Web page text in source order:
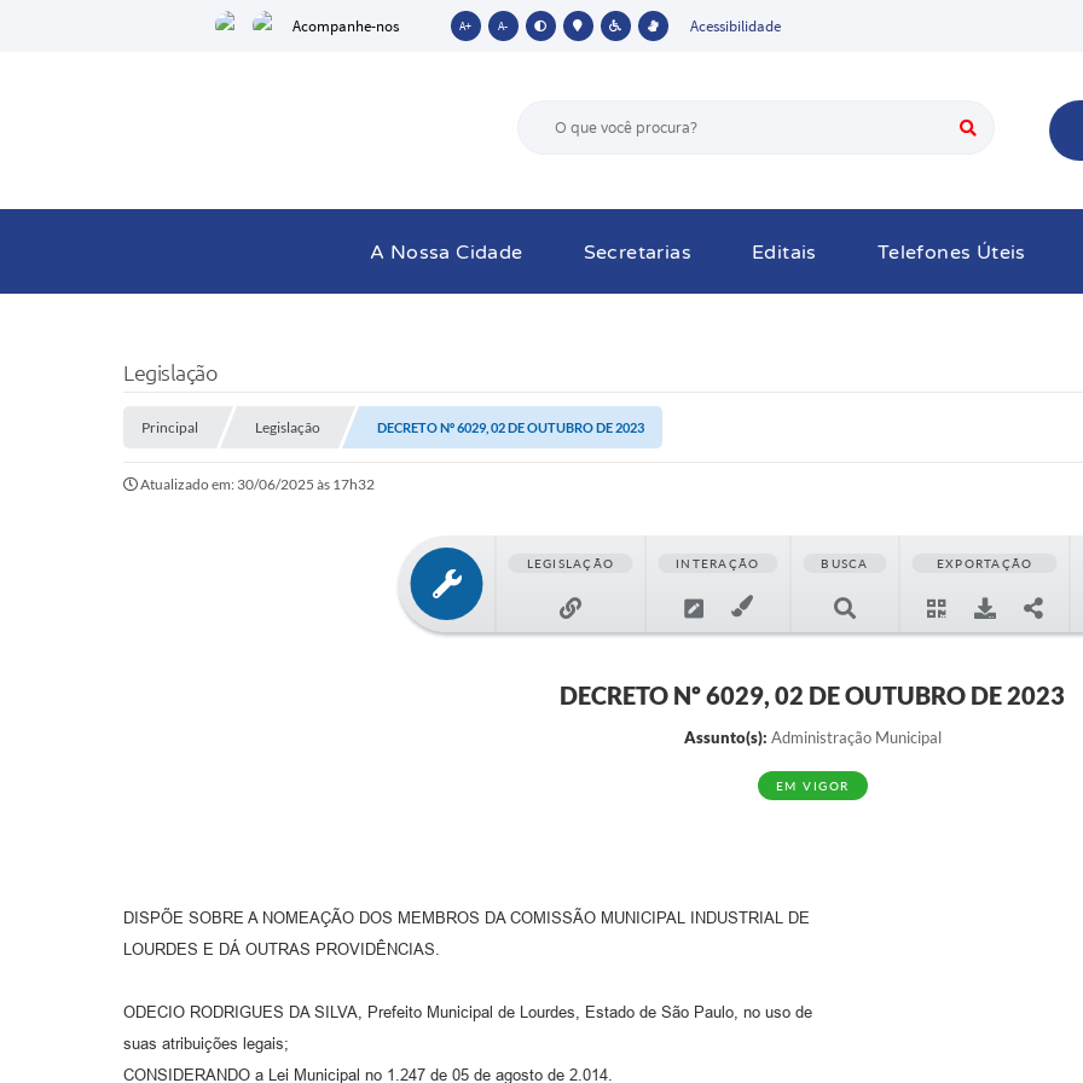
Acompanhe-nos A+ A- Acessibilidade
A Nossa Cidade Secretarias Editais Telefones Úteis
Legislação
Principal Legislação DECRETO Nº 6029, 02 DE OUTUBRO DE 2023
Atualizado em: 30/06/2025 às 17h32
LEGISLAÇÃO INTERAÇÃO BUSCA EXPORTAÇÃO
DECRETO Nº 6029, 02 DE OUTUBRO DE 2023
Assunto(s): Administração Municipal
EM VIGOR
DISPÕE SOBRE A NOMEAÇÃO DOS MEMBROS DA COMISSÃO MUNICIPAL INDUSTRIAL DE
LOURDES E DÁ OUTRAS PROVIDÊNCIAS.
ODECIO RODRIGUES DA SILVA, Prefeito Municipal de Lourdes, Estado de São Paulo, no uso de
suas atribuições legais;
CONSIDERANDO a Lei Municipal no 1.247 de 05 de agosto de 2.014.